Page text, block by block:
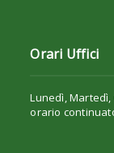
Orari Uffici
Lunedì,
orario